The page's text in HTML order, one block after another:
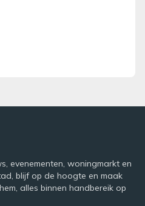
evenementen, woningmarkt en
blijf op de hoogte en maak
alles binnen handbereik op